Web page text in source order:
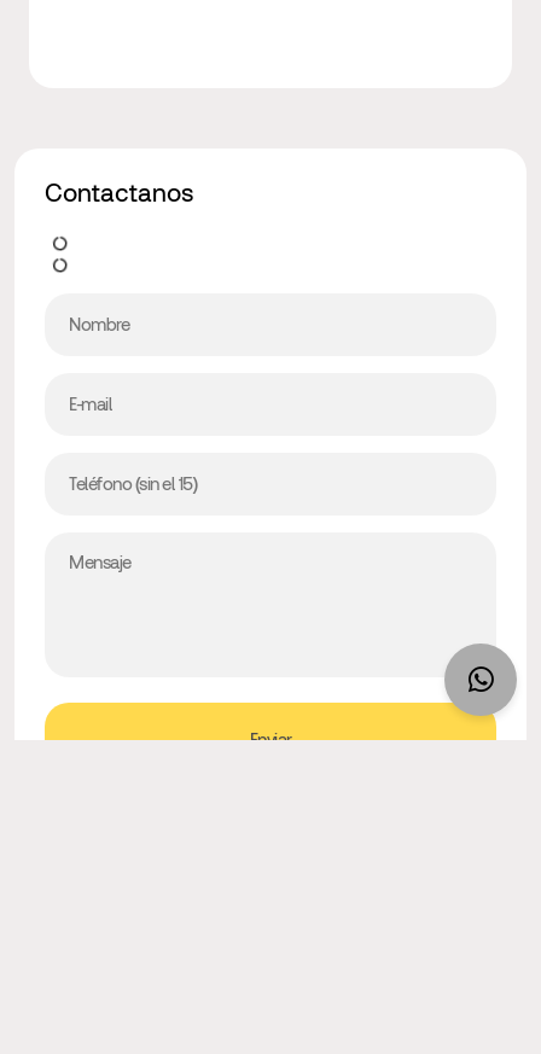
Contactanos
Enviar